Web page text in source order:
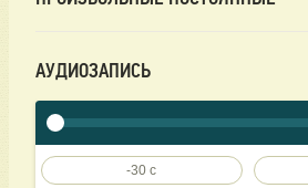
АУДИОЗАПИСЬ
-30 c